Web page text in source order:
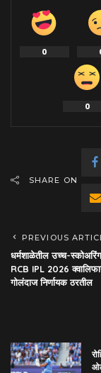
0
0
SHARE ON
PREVIOUS
धर्मशाळेतील उच्च-
RCB IPL 2026
गोलंदाज निर्णायक ठरतील